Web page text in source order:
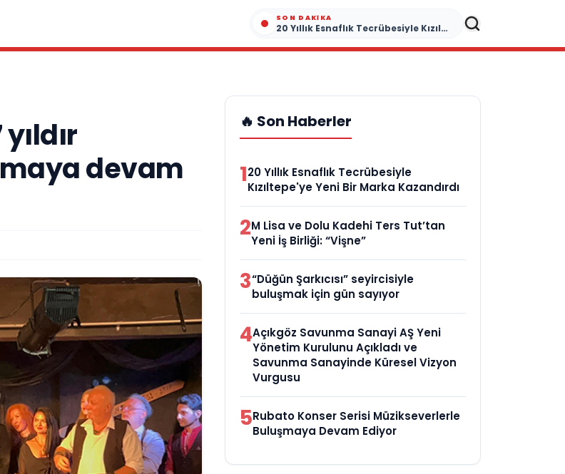
SON DAKIKA
20 Yıllık Esnaflık Tecrübesiyle Kızıltepe'ye Yeni Bir Marka Kazandırdı
devam
🔥 Son Haberler
120 Yıllık Esnaflık Tecrübesiyle
Kızıltepe'ye Yeni Bir Marka Kazandırdı
2M Lisa ve Dolu Kadehi Ters Tut’tan
Yeni İş Birliği: “Vişne”
3“Düğün Şarkıcısı” seyircisiyle
buluşmak için gün sayıyor
4Açıkgöz Savunma Sanayi AŞ Yeni
Yönetim Kurulunu Açıkladı ve
Savunma Sanayinde Küresel Vizyon
Vurgusu
5Rubato Konser Serisi Müzikseverlerle
Buluşmaya Devam Ediyor